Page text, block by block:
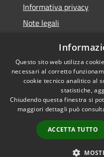
Informativa privacy
Note legali
Whisteblowing
RSS
Accessibilità
Questo sito web utilizza
necessari al corretto
cookie tecnico analitico al
statistiche,
Chiudendo questa finestra si
maggiori dettagli può
ACCETTA TUTTO